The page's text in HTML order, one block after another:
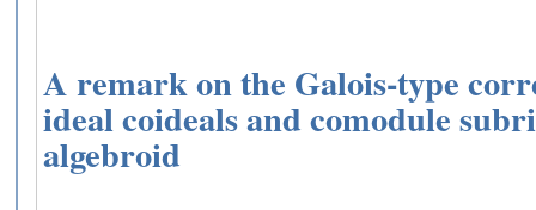
A remark on the Galois-type
ideal coideals and comodule
algebroid